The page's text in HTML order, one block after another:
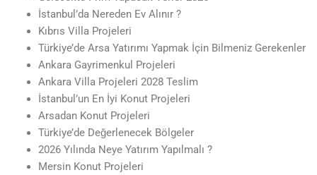
İstanbul’da Nereden Ev Alınır ?
Kıbrıs Villa Projeleri
Türkiye’de Arsa Yatırımı Yapmak İçin Bilmeniz Gerekenler
Ankara Gayrimenkul Projeleri
Ankara Villa Projeleri 2028 Teslim
İstanbul’un En İyi Konut Projeleri
Arsadan Konut Projeleri
Türkiye’de Değerlenecek Bölgeler
2026 Yılında Neye Yatırım Yapılmalı ?
Mersin Konut Projeleri